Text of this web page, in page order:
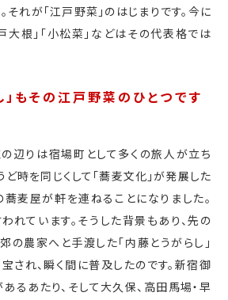
それが「江戸野菜」のはじまりです。今に
大根」「小松菜」などはその代表格では
」もその江戸野菜のひとつです
辺りは宿場町として多くの旅人が立ち
ど時を同じくして「蕎麦文化」が発展した
蕎麦屋が軒を連ねることになりました。
れています。そうした背景もあり、先の
農家へと手渡した「内藤とうがらし」
され、瞬く間に普及したのです。新宿御
るあたり、そして大久保、高田馬場・早